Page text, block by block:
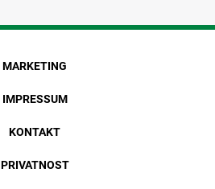
MARKETING
IMPRESSUM
KONTAKT
PRIVATNOST